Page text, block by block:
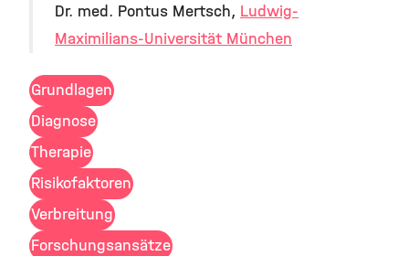
Dr. med. Pontus Mertsch, Ludwig-
Maximilians-Universität München
Grundlagen
Diagnose
Therapie
Risikofaktoren
Verbreitung
Forschungsansätze